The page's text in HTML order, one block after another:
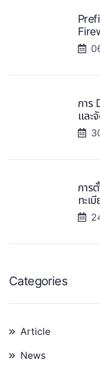
การ
และ
การ
ทะเ
Categories
Article
News